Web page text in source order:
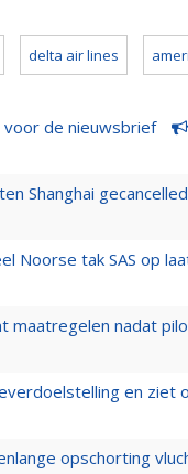
delta air lines
voor de nieuwsbrief
Shanghai
Noorse tak SAS op
maatregelen nadat
en
opschorting